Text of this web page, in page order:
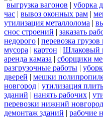
выгрузка вагонов | уборка
час | вывоз оконных рам |
утилизация металлолома |
снос строений | заказать
недорого | перевозка
мусора | картон | Шлаковый
аренда камаза | сборщики
разгрузочные работы |
дверей | мешки
новгород | утилизация
зданий | нанять рабочих |
перевозки нижний новгород
демонтаж зданий | рабочие